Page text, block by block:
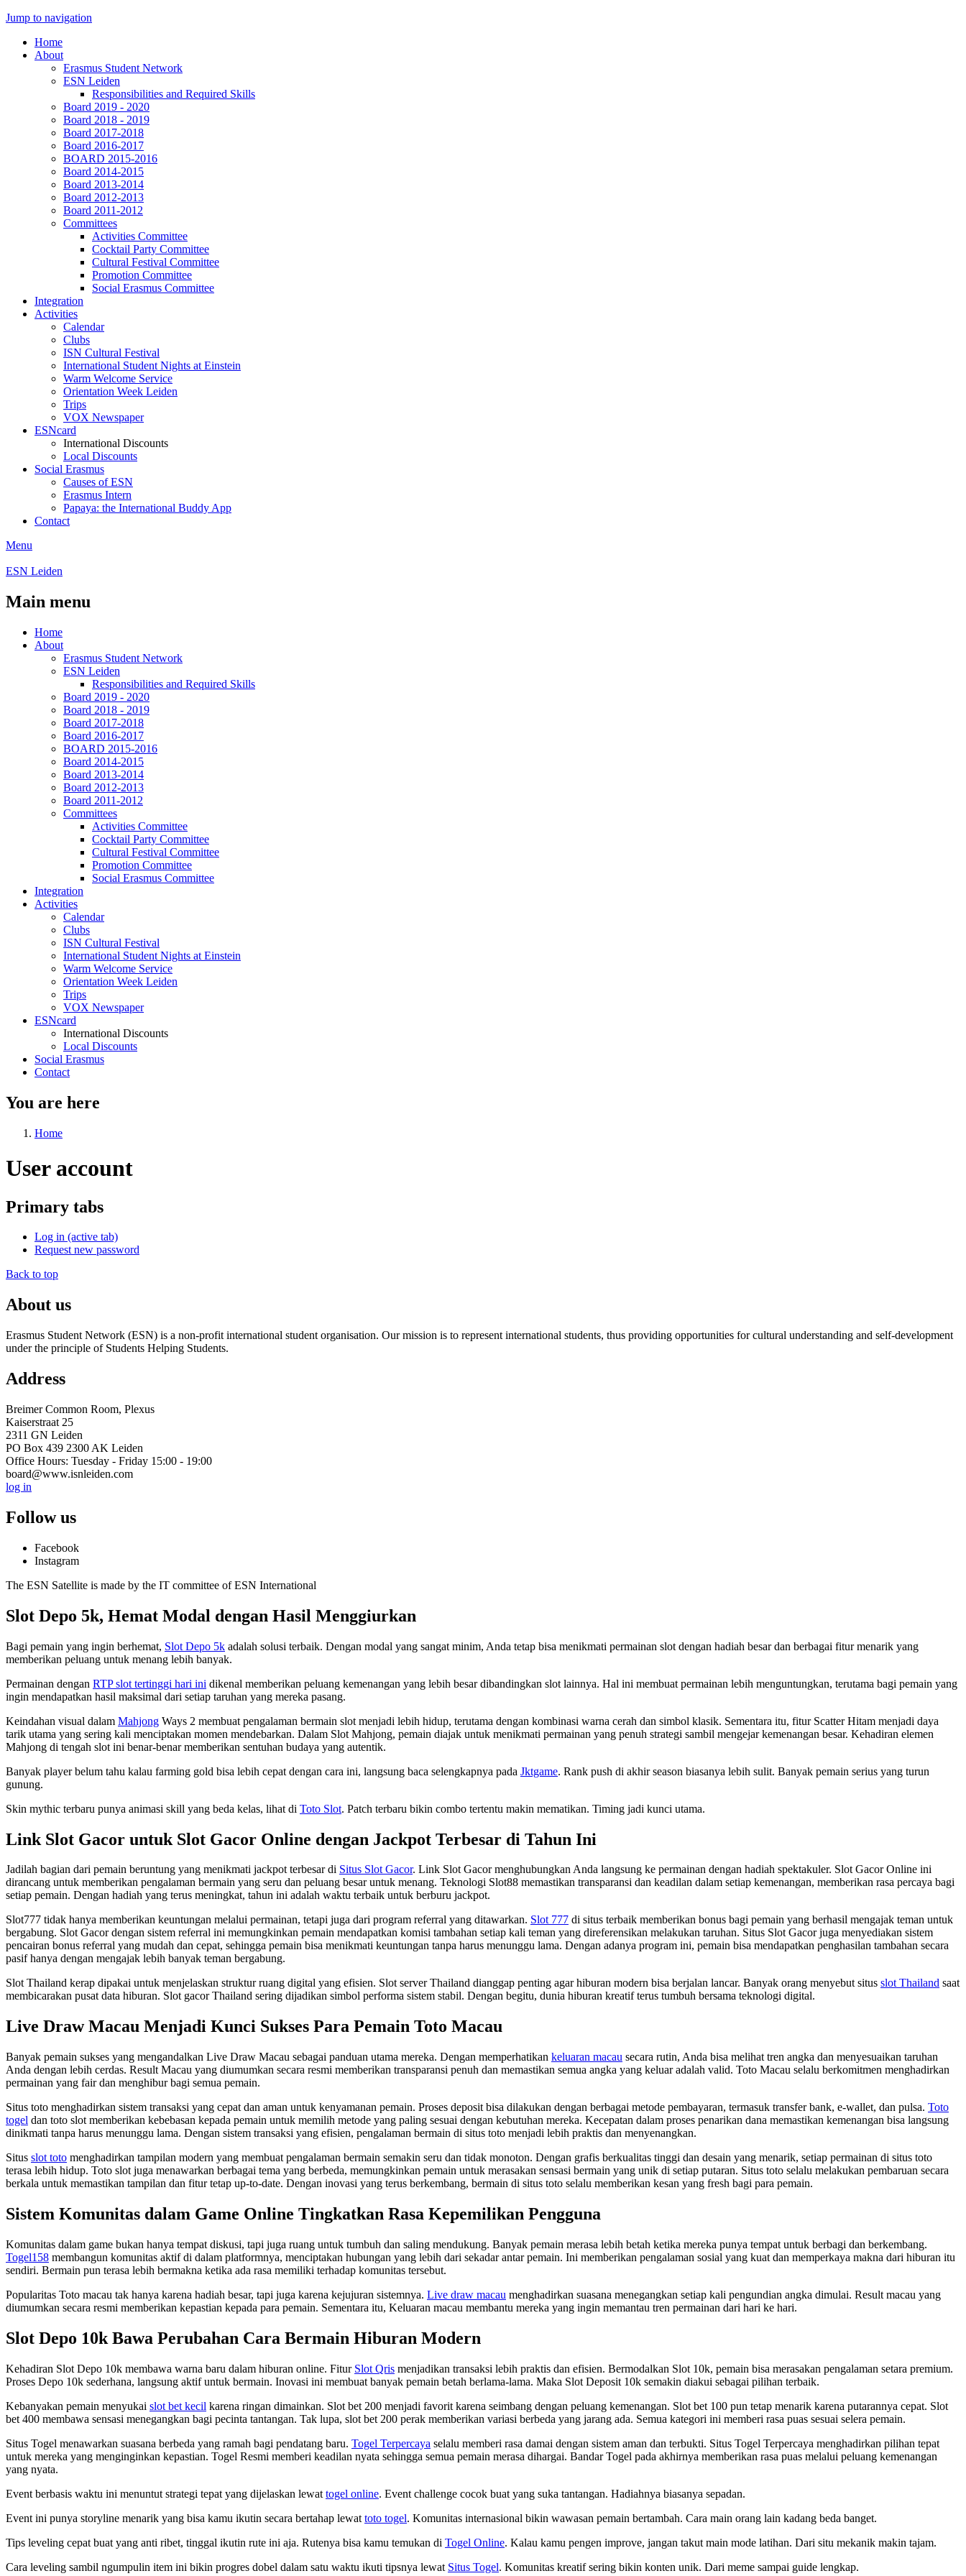
Jump to navigation
Home
About
Erasmus Student Network
ESN Leiden
Responsibilities and Required Skills
Board 2019 - 2020
Board 2018 - 2019
Board 2017-2018
Board 2016-2017
BOARD 2015-2016
Board 2014-2015
Board 2013-2014
Board 2012-2013
Board 2011-2012
Committees
Activities Committee
Cocktail Party Committee
Cultural Festival Committee
Promotion Committee
Social Erasmus Committee
Integration
Activities
Calendar
Clubs
ISN Cultural Festival
International Student Nights at Einstein
Warm Welcome Service
Orientation Week Leiden
Trips
VOX Newspaper
ESNcard
International Discounts
Local Discounts
Social Erasmus
Causes of ESN
Erasmus Intern
Papaya: the International Buddy App
Contact
Menu
ESN Leiden
Main menu
Home
About
Erasmus Student Network
ESN Leiden
Responsibilities and Required Skills
Board 2019 - 2020
Board 2018 - 2019
Board 2017-2018
Board 2016-2017
BOARD 2015-2016
Board 2014-2015
Board 2013-2014
Board 2012-2013
Board 2011-2012
Committees
Activities Committee
Cocktail Party Committee
Cultural Festival Committee
Promotion Committee
Social Erasmus Committee
Integration
Activities
Calendar
Clubs
ISN Cultural Festival
International Student Nights at Einstein
Warm Welcome Service
Orientation Week Leiden
Trips
VOX Newspaper
ESNcard
International Discounts
Local Discounts
Social Erasmus
Contact
You are here
Home
User account
Primary tabs
Log in (active tab)
Request new password
Back to top
About us
Erasmus Student Network (ESN) is a non-profit international student organisation. Our mission is to represent international students, thus providing opportunities for cultural understanding and self-development
under the principle of Students Helping Students.
Address
Breimer Common Room, Plexus
Kaiserstraat 25
2311 GN Leiden
PO Box 439 2300 AK Leiden
Office Hours: Tuesday - Friday 15:00 - 19:00
board@www.isnleiden.com
log in
Follow us
Facebook
Instagram
The ESN Satellite is made by the IT committee of ESN International
Slot Depo 5k, Hemat Modal dengan Hasil Menggiurkan
Bagi pemain yang ingin berhemat, Slot Depo 5k adalah solusi terbaik. Dengan modal yang sangat minim, Anda tetap bisa menikmati permainan slot dengan hadiah besar dan berbagai fitur menarik yang
memberikan peluang untuk menang lebih banyak.
Permainan dengan RTP slot tertinggi hari ini dikenal memberikan peluang kemenangan yang lebih besar dibandingkan slot lainnya. Hal ini membuat permainan lebih menguntungkan, terutama bagi pemain yang
ingin mendapatkan hasil maksimal dari setiap taruhan yang mereka pasang.
Keindahan visual dalam Mahjong Ways 2 membuat pengalaman bermain slot menjadi lebih hidup, terutama dengan kombinasi warna cerah dan simbol klasik. Sementara itu, fitur Scatter Hitam menjadi daya
tarik utama yang sering kali menciptakan momen mendebarkan. Dalam Slot Mahjong, pemain diajak untuk menikmati permainan yang penuh strategi sambil mengejar kemenangan besar. Kehadiran elemen
Mahjong di tengah slot ini benar-benar memberikan sentuhan budaya yang autentik.
Banyak player belum tahu kalau farming gold bisa lebih cepat dengan cara ini, langsung baca selengkapnya pada Jktgame. Rank push di akhir season biasanya lebih sulit. Banyak pemain serius yang turun
gunung.
Skin mythic terbaru punya animasi skill yang beda kelas, lihat di Toto Slot. Patch terbaru bikin combo tertentu makin mematikan. Timing jadi kunci utama.
Link Slot Gacor untuk Slot Gacor Online dengan Jackpot Terbesar di Tahun Ini
Jadilah bagian dari pemain beruntung yang menikmati jackpot terbesar di Situs Slot Gacor. Link Slot Gacor menghubungkan Anda langsung ke permainan dengan hadiah spektakuler. Slot Gacor Online ini
dirancang untuk memberikan pengalaman bermain yang seru dan peluang besar untuk menang. Teknologi Slot88 memastikan transparansi dan keadilan dalam setiap kemenangan, memberikan rasa percaya bagi
setiap pemain. Dengan hadiah yang terus meningkat, tahun ini adalah waktu terbaik untuk berburu jackpot.
Slot777 tidak hanya memberikan keuntungan melalui permainan, tetapi juga dari program referral yang ditawarkan. Slot 777 di situs terbaik memberikan bonus bagi pemain yang berhasil mengajak teman untuk
bergabung. Slot Gacor dengan sistem referral ini memungkinkan pemain mendapatkan komisi tambahan setiap kali teman yang direferensikan melakukan taruhan. Situs Slot Gacor juga menyediakan sistem
pencairan bonus referral yang mudah dan cepat, sehingga pemain bisa menikmati keuntungan tanpa harus menunggu lama. Dengan adanya program ini, pemain bisa mendapatkan penghasilan tambahan secara
pasif hanya dengan mengajak lebih banyak teman bergabung.
Slot Thailand kerap dipakai untuk menjelaskan struktur ruang digital yang efisien. Slot server Thailand dianggap penting agar hiburan modern bisa berjalan lancar. Banyak orang menyebut situs slot Thailand saat
membicarakan pusat data hiburan. Slot gacor Thailand sering dijadikan simbol performa sistem stabil. Dengan begitu, dunia hiburan kreatif terus tumbuh bersama teknologi digital.
Live Draw Macau Menjadi Kunci Sukses Para Pemain Toto Macau
Banyak pemain sukses yang mengandalkan Live Draw Macau sebagai panduan utama mereka. Dengan memperhatikan keluaran macau secara rutin, Anda bisa melihat tren angka dan menyesuaikan taruhan
Anda dengan lebih cerdas. Result Macau yang diumumkan secara resmi memberikan transparansi penuh dan memastikan semua angka yang keluar adalah valid. Toto Macau selalu berkomitmen menghadirkan
permainan yang fair dan menghibur bagi semua pemain.
Situs toto menghadirkan sistem transaksi yang cepat dan aman untuk kenyamanan pemain. Proses deposit bisa dilakukan dengan berbagai metode pembayaran, termasuk transfer bank, e-wallet, dan pulsa. Toto
togel dan toto slot memberikan kebebasan kepada pemain untuk memilih metode yang paling sesuai dengan kebutuhan mereka. Kecepatan dalam proses penarikan dana memastikan kemenangan bisa langsung
dinikmati tanpa harus menunggu lama. Dengan sistem transaksi yang efisien, pengalaman bermain di situs toto menjadi lebih praktis dan menyenangkan.
Situs slot toto menghadirkan tampilan modern yang membuat pengalaman bermain semakin seru dan tidak monoton. Dengan grafis berkualitas tinggi dan desain yang menarik, setiap permainan di situs toto
terasa lebih hidup. Toto slot juga menawarkan berbagai tema yang berbeda, memungkinkan pemain untuk merasakan sensasi bermain yang unik di setiap putaran. Situs toto selalu melakukan pembaruan secara
berkala untuk memastikan tampilan dan fitur tetap up-to-date. Dengan inovasi yang terus berkembang, bermain di situs toto selalu memberikan kesan yang fresh bagi para pemain.
Sistem Komunitas dalam Game Online Tingkatkan Rasa Kepemilikan Pengguna
Komunitas dalam game bukan hanya tempat diskusi, tapi juga ruang untuk tumbuh dan saling mendukung. Banyak pemain merasa lebih betah ketika mereka punya tempat untuk berbagi dan berkembang.
Togel158 membangun komunitas aktif di dalam platformnya, menciptakan hubungan yang lebih dari sekadar antar pemain. Ini memberikan pengalaman sosial yang kuat dan memperkaya makna dari hiburan itu
sendiri. Bermain pun terasa lebih bermakna ketika ada rasa memiliki terhadap komunitas tersebut.
Popularitas Toto macau tak hanya karena hadiah besar, tapi juga karena kejujuran sistemnya. Live draw macau menghadirkan suasana menegangkan setiap kali pengundian angka dimulai. Result macau yang
diumumkan secara resmi memberikan kepastian kepada para pemain. Sementara itu, Keluaran macau membantu mereka yang ingin memantau tren permainan dari hari ke hari.
Slot Depo 10k Bawa Perubahan Cara Bermain Hiburan Modern
Kehadiran Slot Depo 10k membawa warna baru dalam hiburan online. Fitur Slot Qris menjadikan transaksi lebih praktis dan efisien. Bermodalkan Slot 10k, pemain bisa merasakan pengalaman setara premium.
Proses Depo 10k sederhana, langsung aktif untuk bermain. Inovasi ini membuat banyak pemain betah berlama-lama. Maka Slot Deposit 10k semakin diakui sebagai pilihan terbaik.
Kebanyakan pemain menyukai slot bet kecil karena ringan dimainkan. Slot bet 200 menjadi favorit karena seimbang dengan peluang kemenangan. Slot bet 100 pun tetap menarik karena putarannya cepat. Slot
bet 400 membawa sensasi menegangkan bagi pecinta tantangan. Tak lupa, slot bet 200 perak memberikan variasi berbeda yang jarang ada. Semua kategori ini memberi rasa puas sesuai selera pemain.
Situs Togel menawarkan suasana berbeda yang ramah bagi pendatang baru. Togel Terpercaya selalu memberi rasa damai dengan sistem aman dan terbukti. Situs Togel Terpercaya menghadirkan pilihan tepat
untuk mereka yang menginginkan kepastian. Togel Resmi memberi keadilan nyata sehingga semua pemain merasa dihargai. Bandar Togel pada akhirnya memberikan rasa puas melalui peluang kemenangan
yang nyata.
Event berbasis waktu ini menuntut strategi tepat yang dijelaskan lewat togel online. Event challenge cocok buat yang suka tantangan. Hadiahnya biasanya sepadan.
Event ini punya storyline menarik yang bisa kamu ikutin secara bertahap lewat toto togel. Komunitas internasional bikin wawasan pemain bertambah. Cara main orang lain kadang beda banget.
Tips leveling cepat buat yang anti ribet, tinggal ikutin rute ini aja. Rutenya bisa kamu temukan di Togel Online. Kalau kamu pengen improve, jangan takut main mode latihan. Dari situ mekanik makin tajam.
Cara leveling sambil ngumpulin item ini bikin progres dobel dalam satu waktu ikuti tipsnya lewat Situs Togel. Komunitas kreatif sering bikin konten unik. Dari meme sampai guide lengkap.